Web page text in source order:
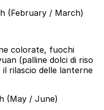
(February / March)
colorate, fuochi
(palline dolci di riso
rilascio delle lanterne
(May / June)